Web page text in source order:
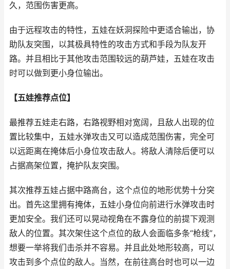
久，范围伤害更高。
由于远程攻击的特性，五娃在妖洞探险中更适合输出，协
助队友突围，以其极具特性的攻击方式和手段为队友开
路。并且相比于其他攻击范围较远的葫芦娃，五娃在攻击
时可以做到更小身位输出。
【五娃推荐点位】
最推荐五娃走右路，右路视野相对宽阔，且敌人出现的位
置比较集中，五娃水弹攻击又可以造成范围伤害，完全可
以远距离在掩体后小身位攻击敌人。将敌人清除后便可以
占据高架位置，掩护队友突围。
其次推荐五娃占据中路高台，这个点位的地形优势十分突
出。首先这里拥有掩体，五娃小身位向前进行水弹攻击时
更加安全。我们还可以晃动视角在不露身位的前提下观测
敌人的位置。其次架住这个点位的敌人会面临多条“枪线”，
想要一举将我们击杀并不容易。并且此处地形较高，可以
攻击到多个点位的敌人。当然，在前往高台时也可以一边